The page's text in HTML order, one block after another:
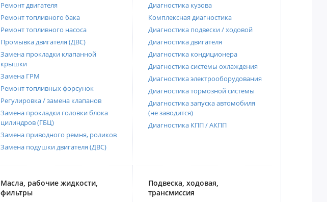
Ремонт двигателя
Ремонт топливного бака
Ремонт топливного насоса
Промывка двигателя (ДВС)
Замена прокладки клапанной
крышки
Замена ГРМ
Ремонт топливных форсунок
Регулировка / замена клапанов
Замена прокладки головки блока
цилиндров (ГБЦ)
Замена приводного ремня, роликов
Замена подушки двигателя (ДВС)
Диагностика кузова
Комплексная диагностика
Диагностика подвески / ходовой
Диагностика двигателя
Диагностика кондиционера
Диагностика системы охлаждения
Диагностика электрооборудования
Диагностика тормозной системы
Диагностика запуска автомобиля
(не заводится)
Диагностика КПП / АКПП
Масла, рабочие жидкости,
фильтры
Подвеска, ходовая,
трансмиссия